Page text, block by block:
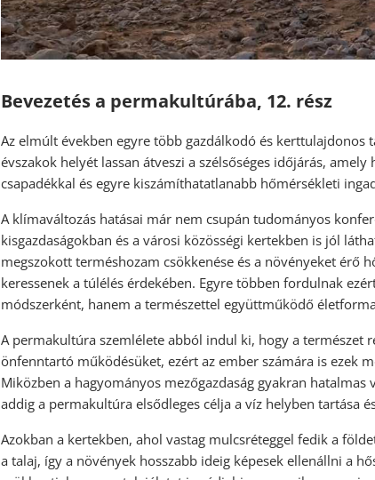
Bevezetés a permakultúrába, 12. rész
Az elmúlt években egyre több gazdálkodó és kerttulajdonos
évszakok helyét lassan átveszi a szélsőséges időjárás,
csapadékkal és egyre kiszámíthatatlanabb hőmérsékleti
A klímaváltozás hatásai már nem csupán tudományos
kisgazdaságokban és a városi közösségi kertekben is jól
megszokott terméshozam csökkenése és a növényeket érő
keressenek a túlélés érdekében. Egyre többen fordulnak
módszerként, hanem a természettel együttműködő
A permakultúra szemlélete abból indul ki, hogy a természet
önfenntartó működésüket, ezért az ember számára is ezek
Miközben a hagyományos mezőgazdaság gyakran
addig a permakultúra elsődleges célja a víz helyben tartása
Azokban a kertekben, ahol vastag mulcsréteggel fedik a
a talaj, így a növények hosszabb ideig képesek ellenállni a